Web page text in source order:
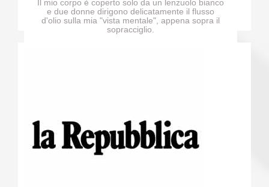
Il mio corpo è coperto solo da un lenzuolo bianco
e due donne dirigono delicatamente il flusso
d'olio sulla mia "vista mentale", appena sopra il
sopracciglio.